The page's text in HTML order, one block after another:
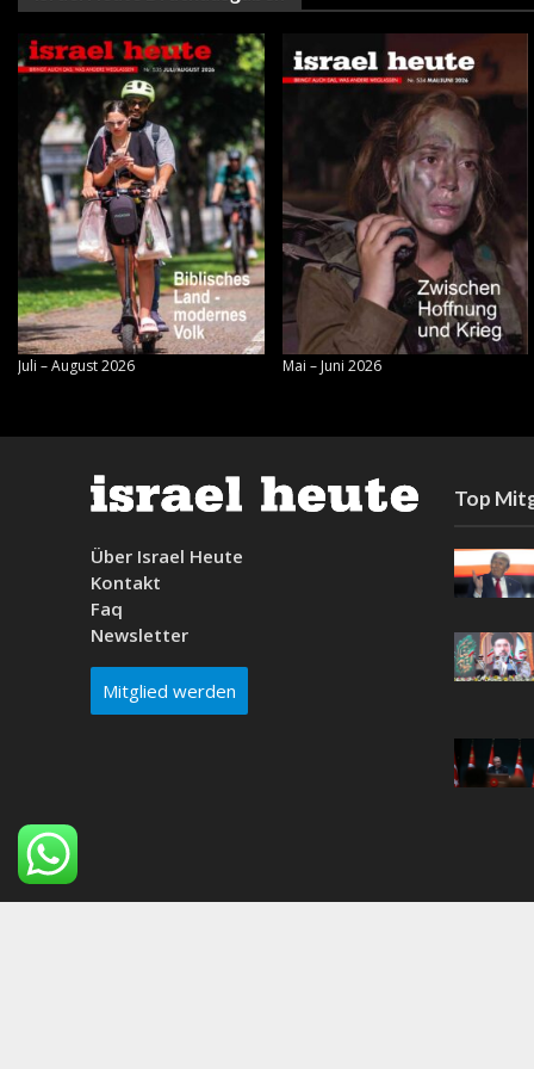
Juli – August 2026 Mai – Juni 2026
Über Israel Heute
Kontakt
Faq
Newsletter
Mitglied werden
Top